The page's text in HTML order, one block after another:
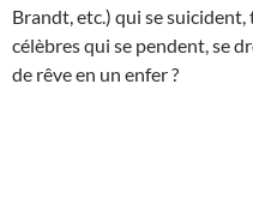
Brandt, etc.) qui se
célèbres qui se pendent, se
de rêve en un enfer ?